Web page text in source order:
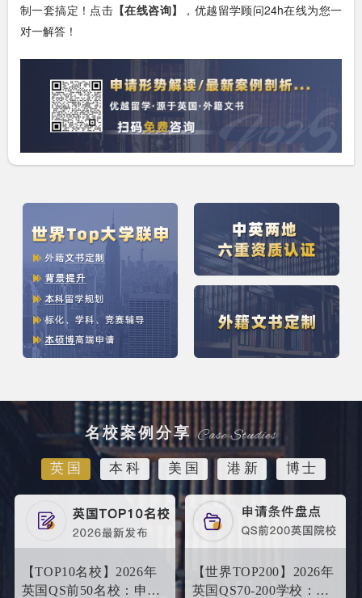
制一套搞定！点击 【在线咨询】
，优越留学顾问24h在线为您一
对一解答！
名校案例分享
英国 本科 美国 港新 博士
【TOP10名校】2026年
英国QS前50名校：申请
【世界TOP200】2026年
英国QS70-200学校：申